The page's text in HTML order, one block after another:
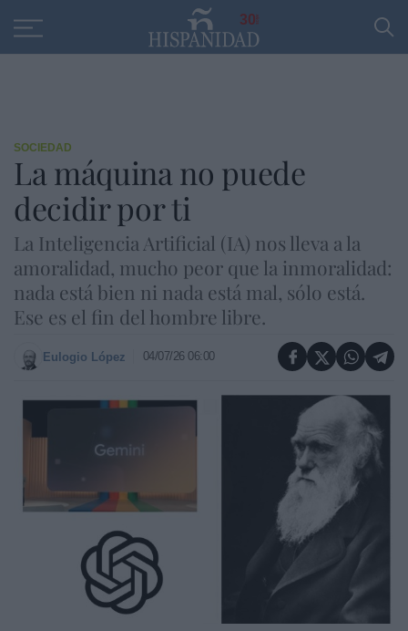
30
SOCIEDAD
La máquina no puede
decidir por ti
La Inteligencia Artificial (IA) nos lleva a la
amoralidad, mucho peor que la inmoralidad:
nada está bien ni nada está mal, sólo está.
Ese es el fin del hombre libre.
Eulogio López 04/07/26 06:00